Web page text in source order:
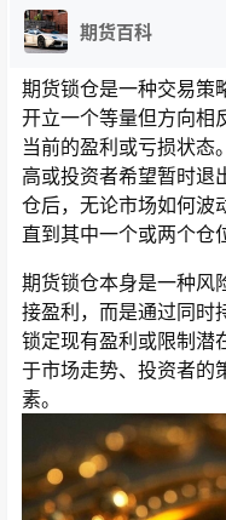
期货百科
期货锁仓是一种交易策
开立一个等量但方向相
当前的盈利或亏损状态
高或投资者希望暂时退
仓后，无论市场如何波
直到其中一个或两个仓
期货锁仓本身是一种风
接盈利，而是通过同时
锁定现有盈利或限制潜
于市场走势、投资者的
素。